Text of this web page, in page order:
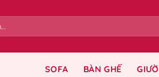
SOFA BÀN GHẾ